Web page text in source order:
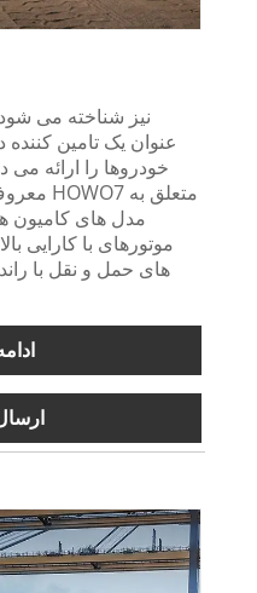
عنوان یک تامین
خودروها را ارائه می
مدل های کامیون
موتورهای با کارایی
های حمل و نقل با